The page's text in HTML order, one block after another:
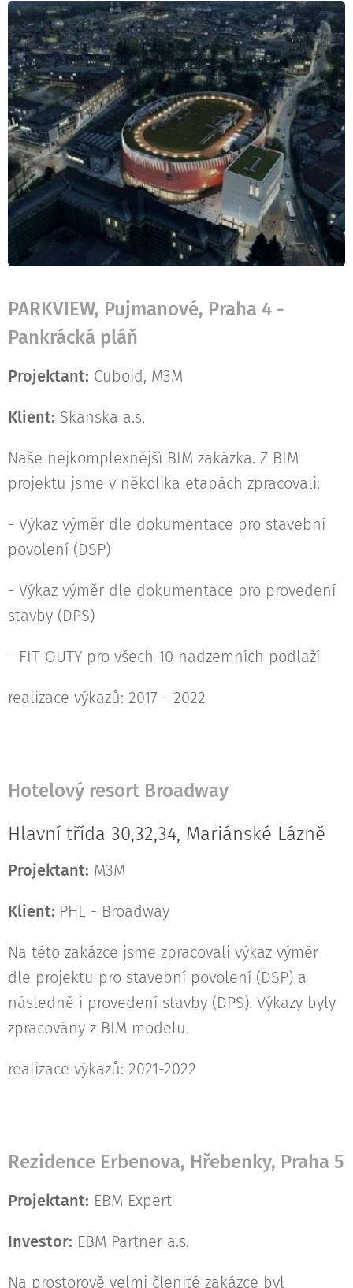
PARKVIEW, Pujmanové, Praha 4 -
Pankrácká pláň
Projektant: Cuboid, M3M
Klient: Skanska a.s.
Naše nejkomplexnější BIM zakázka. Z BIM
projektu jsme v několika etapách zpracovali:
- Výkaz výměr dle dokumentace pro stavební
povolení (DSP)
- Výkaz výměr dle dokumentace pro provedení
stavby (DPS)
- FIT-OUTY pro všech 10 nadzemních podlaží
realizace výkazů: 2017 - 2022
Hotelový resort Broadway
Hlavní třída 30,32,34, Mariánské Lázně
Projektant: M3M
Klient: PHL - Broadway
Na této zakázce jsme zpracovali výkaz výměr
dle projektu pro stavební povolení (DSP) a
následně i provedení stavby (DPS). Výkazy byly
zpracovány z BIM modelu.
realizace výkazů: 2021-2022
Rezidence Erbenova, Hřebenky, Praha 5
Projektant: EBM Expert
Investor: EBM Partner a.s.
Na prostorově velmi členité zakázce byl